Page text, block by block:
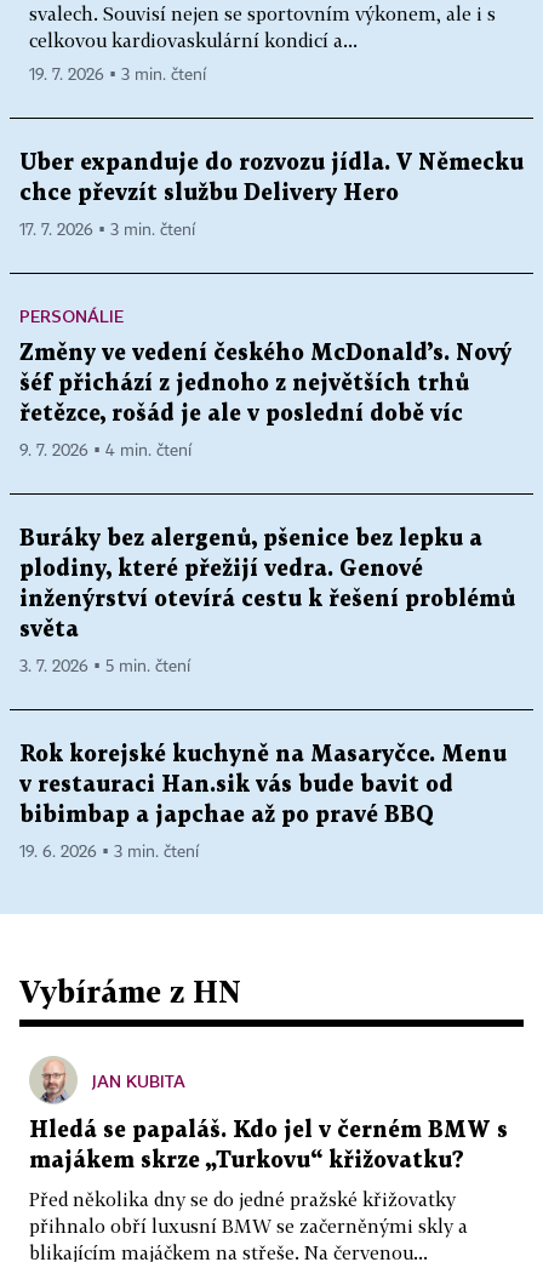
svalech. Souvisí nejen se sportovním výkonem, ale i s
celkovou kardiovaskulární kondicí a...
19. 7. 2026 ▪ 3 min. čtení
Uber expanduje do rozvozu jídla. V Německu
chce převzít službu Delivery Hero
17. 7. 2026 ▪ 3 min. čtení
PERSONÁLIE
Změny ve vedení českého McDonald’s. Nový
šéf přichází z jednoho z největších trhů
řetězce, rošád je ale v poslední době víc
9. 7. 2026 ▪ 4 min. čtení
Buráky bez alergenů, pšenice bez lepku a
plodiny, které přežijí vedra. Genové
inženýrství otevírá cestu k řešení problémů
světa
3. 7. 2026 ▪ 5 min. čtení
Rok korejské kuchyně na Masaryčce. Menu
v restauraci Han.sik vás bude bavit od
bibimbap a japchae až po pravé BBQ
19. 6. 2026 ▪ 3 min. čtení
Vybíráme z HN
JAN KUBITA
Hledá se papaláš. Kdo jel v černém BMW s
majákem skrze „Turkovu“ křižovatku?
Před několika dny se do jedné pražské křižovatky
přihnalo obří luxusní BMW se začerněnými skly a
blikajícím majáčkem na střeše. Na červenou...